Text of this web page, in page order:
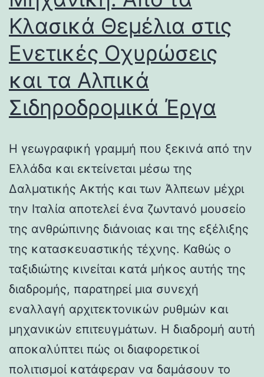
Κλασικά Θεμέλια στις
Ενετικές Οχυρώσεις
και τα Αλπικά
Σιδηροδρομικά Έργα
Η γεωγραφική γραμμή που ξεκινά από την
Ελλάδα και εκτείνεται μέσω της
Δαλματικής Ακτής και των Άλπεων μέχρι
την Ιταλία αποτελεί ένα ζωντανό μουσείο
της ανθρώπινης διάνοιας και της εξέλιξης
της κατασκευαστικής τέχνης. Καθώς ο
ταξιδιώτης κινείται κατά μήκος αυτής της
διαδρομής, παρατηρεί μια συνεχή
εναλλαγή αρχιτεκτονικών ρυθμών και
μηχανικών επιτευγμάτων. Η διαδρομή αυτή
αποκαλύπτει πώς οι διαφορετικοί
πολιτισμοί κατάφεραν να δαμάσουν το